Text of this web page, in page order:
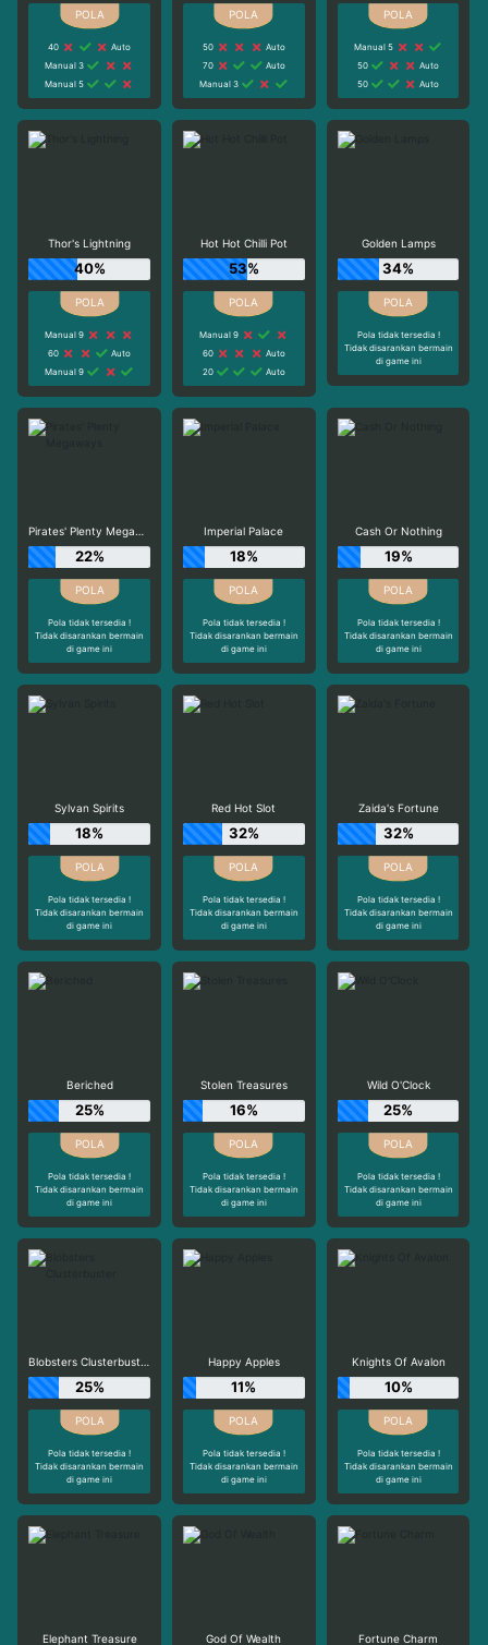
40
Auto
Manual 3
Manual 5
50
Auto
70
Auto
Manual 3
Manual 5
50
Auto
50
Auto
Thor's Lightning
40%
Manual 9
60
Auto
Manual 9
Hot Hot Chilli Pot
53%
Manual 9
60
Auto
20
Auto
Golden Lamps
34%
Pola tidak tersedia !
Tidak disarankan bermain
di game ini
Pirates' Plenty Megaways
22%
Pola tidak tersedia !
Tidak disarankan bermain
di game ini
Imperial Palace
18%
Pola tidak tersedia !
Tidak disarankan bermain
di game ini
Cash Or Nothing
19%
Pola tidak tersedia !
Tidak disarankan bermain
di game ini
Sylvan Spirits
18%
Pola tidak tersedia !
Tidak disarankan bermain
di game ini
Red Hot Slot
32%
Pola tidak tersedia !
Tidak disarankan bermain
di game ini
Zaida's Fortune
32%
Pola tidak tersedia !
Tidak disarankan bermain
di game ini
Beriched
25%
Pola tidak tersedia !
Tidak disarankan bermain
di game ini
Stolen Treasures
16%
Pola tidak tersedia !
Tidak disarankan bermain
di game ini
Wild O'Clock
25%
Pola tidak tersedia !
Tidak disarankan bermain
di game ini
Blobsters Clusterbuster
25%
Pola tidak tersedia !
Tidak disarankan bermain
di game ini
Happy Apples
11%
Pola tidak tersedia !
Tidak disarankan bermain
di game ini
Knights Of Avalon
10%
Pola tidak tersedia !
Tidak disarankan bermain
di game ini
Elephant Treasure God Of Wealth Fortune Charm